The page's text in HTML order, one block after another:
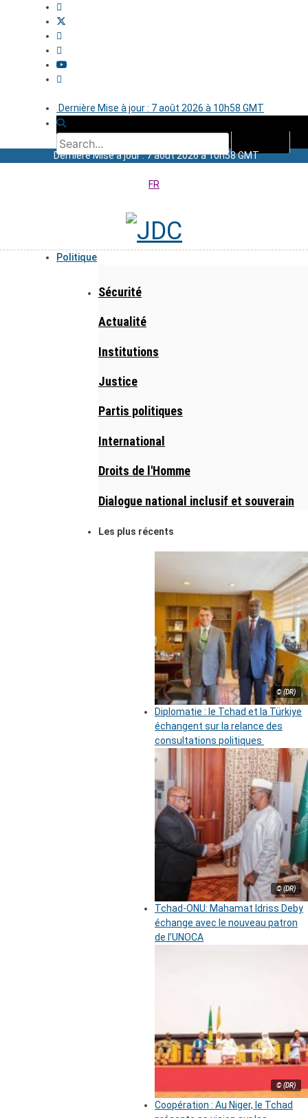
Dernière Mise à jour : 7 août 2026 à 10h58 GMT
Dernière Mise à jour : 7 août 2026 à 10h58 GMT
FR
Politique
Sécurité
Actualité
Institutions
Justice
Partis politiques
International
Droits de l'Homme
Dialogue national inclusif et souverain
Les plus récents
© (DR)
Diplomatie : le Tchad et la Türkiye
échangent sur la relance des
consultations politiques
© (DR)
Tchad-ONU: Mahamat Idriss Deby
échange avec le nouveau patron
de l’UNOCA
© (DR)
Coopération : Au Niger, le Tchad